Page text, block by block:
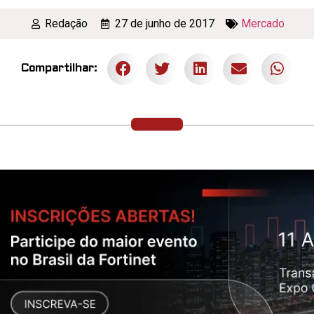
Redação 27 de junho de 2017 Mercado
Compartilhar: